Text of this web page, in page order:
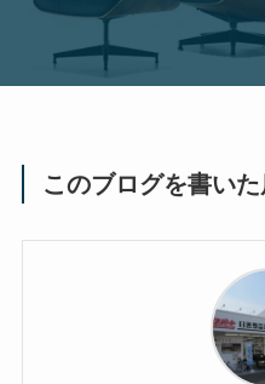
このブログを書い